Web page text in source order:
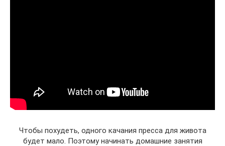
Чтобы похудеть, одного качания пресса для живота
будет мало. Поэтому начинать домашние занятия